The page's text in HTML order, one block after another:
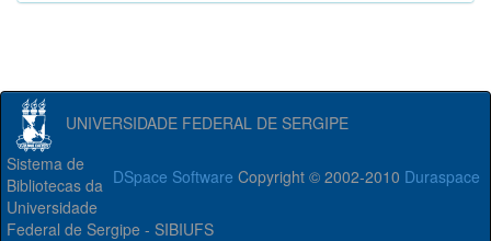
UNIVERSIDADE FEDERAL DE SERGIPE
DSpace Software Copyright © 2002-2010 Duraspace
Sistema de
Bibliotecas da
Universidade
Federal de Sergipe - SIBIUFS